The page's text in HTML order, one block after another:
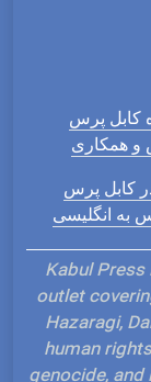
کابل پرس
و همکاری
کابل پرس
به انگلیسی
Kabul
outlet
Hazaragi,
human